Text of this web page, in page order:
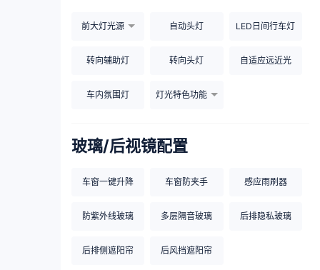
前大灯光源 自动头灯 LED日间行车灯
转向辅助灯 转向头灯 自适应远近光
车内氛围灯 灯光特色功能
玻璃/后视镜配置
车窗一键升降 车窗防夹手 感应雨刷器
防紫外线玻璃 多层隔音玻璃 后排隐私玻璃
后排侧遮阳帘 后风挡遮阳帘